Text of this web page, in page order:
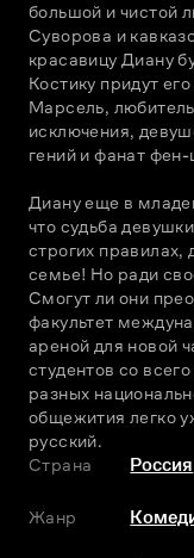
большой и чистой
Суворова и
красавицу Диану
Костику придут
Марсель,
исключения,
гений и фанат
Диану еще в
что судьба
строгих
семье! Но ради
Смогут ли они
факультет
ареной для новой
студентов со
разных
общежития легко
русский.
Страна
Россия
Жанр